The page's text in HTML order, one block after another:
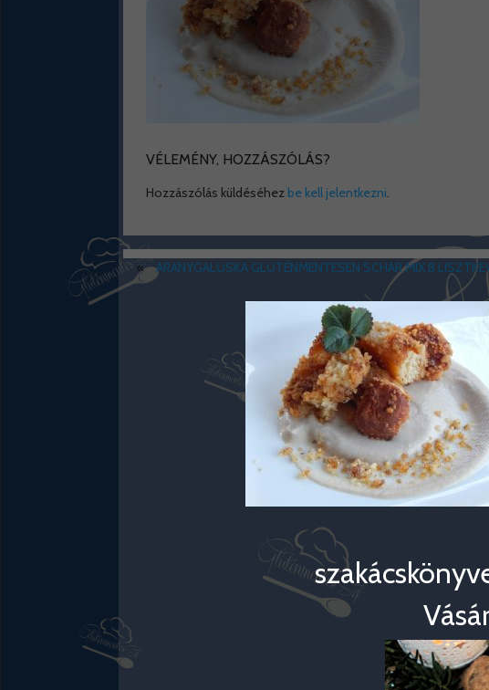
VÉLEMÉNY, HOZZÁSZÓLÁS?
Hozzászólás küldéséhez be kell jelentkezni
« ARANYGALUSKA GLUTÉNMENTESEN SCHAR MIX B